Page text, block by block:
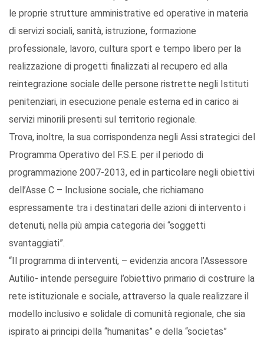
le proprie strutture amministrative ed operative in materia
di servizi sociali, sanità, istruzione, formazione
professionale, lavoro, cultura sport e tempo libero per la
realizzazione di progetti finalizzati al recupero ed alla
reintegrazione sociale delle persone ristrette negli Istituti
penitenziari, in esecuzione penale esterna ed in carico ai
servizi minorili presenti sul territorio regionale.
Trova, inoltre, la sua corrispondenza negli Assi strategici del
Programma Operativo del F.S.E. per il periodo di
programmazione 2007-2013, ed in particolare negli obiettivi
dell’Asse C – Inclusione sociale, che richiamano
espressamente tra i destinatari delle azioni di intervento i
detenuti, nella più ampia categoria dei “soggetti
svantaggiati”.
“Il programma di interventi, – evidenzia ancora l’Assessore
Autilio- intende perseguire l’obiettivo primario di costruire la
rete istituzionale e sociale, attraverso la quale realizzare il
modello inclusivo e solidale di comunità regionale, che sia
ispirato ai principi della “humanitas” e della “societas”